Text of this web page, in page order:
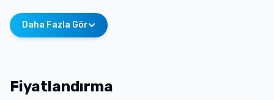
Daha Fazla Gör
Fiyatlandırma